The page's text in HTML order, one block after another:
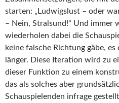
starten: „Ludwigslust – oder
– Nein, Stralsund!“ Und immer
wiederholen dabei die
keine falsche Richtung gäbe,
länger. Diese Iteration wird zu
dieser Funktion zu einem
das als solches aber
Schauspielenden infrage